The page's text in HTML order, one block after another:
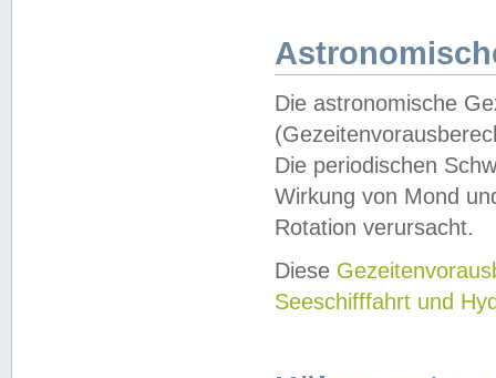
Die astronomische
Die periodischen
Wirkung von Mond
Rotation verursacht.
Diese
Seeschifffahrt und